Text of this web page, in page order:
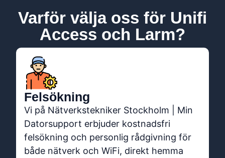
Varför välja oss för Unifi
Access och Larm?
Felsökning
Vi på Nätverkstekniker Stockholm | Min
Datorsupport erbjuder kostnadsfri
felsökning och personlig rådgivning för
både nätverk och WiFi, direkt hemma